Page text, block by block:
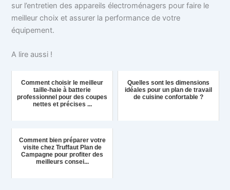
sur l’entretien des appareils électroménagers pour faire le
meilleur choix et assurer la performance de votre
équipement.
A lire aussi !
Comment choisir le meilleur
taille-haie à batterie
professionnel pour des coupes
nettes et précises ...
Quelles sont les dimensions
idéales pour un plan de travail
de cuisine confortable ?
Comment bien préparer votre
visite chez Truffaut Plan de
Campagne pour profiter des
meilleurs consei...